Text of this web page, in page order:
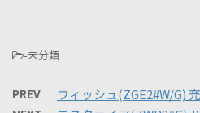
-未分類
PREV ウィッシュ(ZGE2#W/G)